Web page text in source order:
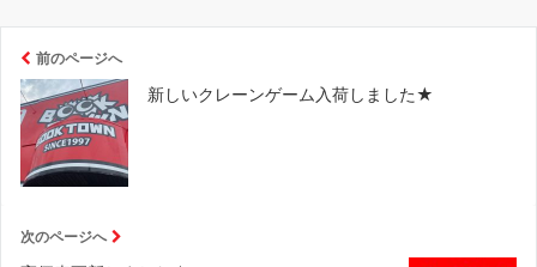
前のページへ
新しいクレーンゲーム入荷しました★
次のページへ